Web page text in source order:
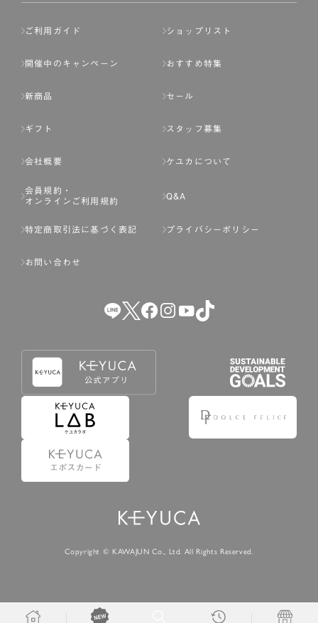
ご利用ガイド ショップリスト
開催中のキャンペーン おすすめ特集
新商品 セール
ギフト スタッフ募集
会社概要 ケユカについて
会員規約・
オンラインご利用規約
Q&A
特定商取引法に基づく表記 プライバシーポリシー
お問い合わせ
Copyright © KAWAJUN Co., Ltd. All Rights Reserved.